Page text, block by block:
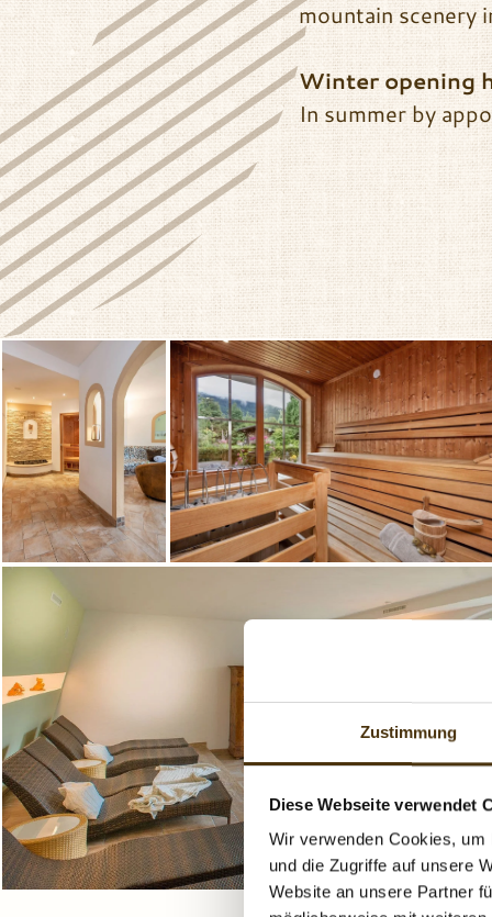
Zustimmung
Diese Webseite verwendet
Wir verwenden Cookies,
und die Zugriffe auf unsere
Website an unsere Partner
mountain scenery
Winter opening
In summer by